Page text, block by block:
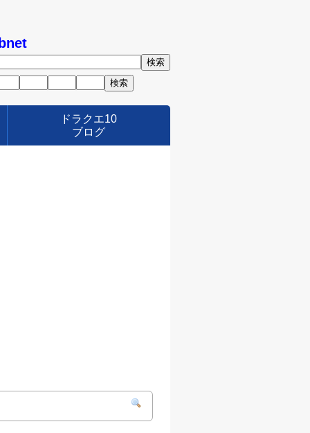
ドラクエ10
ブログ